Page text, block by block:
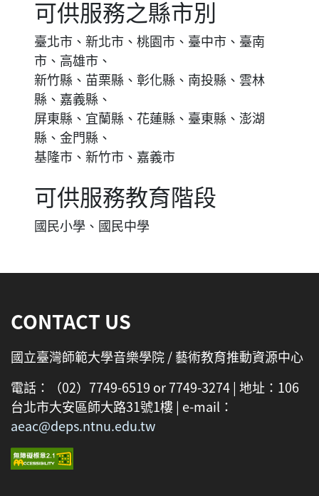
可供服務之縣市別
臺北市、新北市、桃園市、臺中市、臺南
市、高雄市、
新竹縣、苗栗縣、彰化縣、南投縣、雲林
縣、嘉義縣、
屏東縣、宜蘭縣、花蓮縣、臺東縣、澎湖
縣、金門縣、
基隆市、新竹市、嘉義市
可供服務教育階段
國民小學、國民中學
CONTACT US
國立臺灣師範大學音樂學院 / 藝術教育推動資源中心
電話：（02）7749-6519 or 7749-3274 | 地址：106
台北市大安區師大路31號1樓 | e-mail：
aeac@deps.ntnu.edu.tw